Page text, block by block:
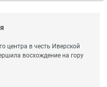
центра в честь Иверской
восхождение на гору